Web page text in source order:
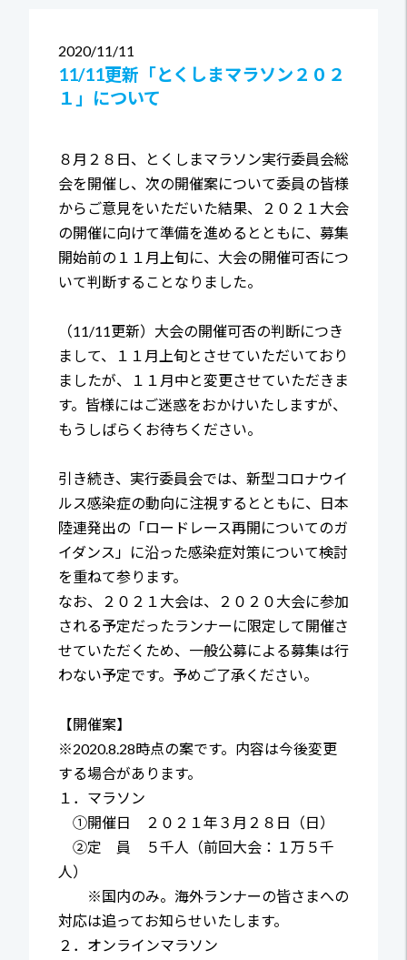
2020 11/11
11/11更新「とくしまマラソン２０２
１」について
８月２８日、とくしまマラソン実行委員会総
会を開催し、次の開催案について委員の皆様
からご意見をいただいた結果、２０２１大会
の開催に向けて準備を進めるとともに、募集
開始前の１１月上旬に、大会の開催可否につ
いて判断することなりました。
（11/11更新）大会の開催可否の判断につき
まして、１１月上旬とさせていただいており
ましたが、１１月中と変更させていただきま
す。皆様にはご迷惑をおかけいたしますが、
もうしばらくお待ちください。
引き続き、実行委員会では、新型コロナウイ
ルス感染症の動向に注視するとともに、日本
陸連発出の「ロードレース再開についてのガ
イダンス」に沿った感染症対策について検討
を重ねて参ります。
なお、２０２１大会は、２０２０大会に参加
される予定だったランナーに限定して開催さ
せていただくため、一般公募による募集は行
わない予定です。予めご了承ください。
【開催案】
※2020.8.28時点の案です。内容は今後変更
する場合があります。
１．マラソン
①開催日 ２０２１年３月２８日（日）
②定 員 ５千人（前回大会：１万５千
人）
※国内のみ。海外ランナーの皆さまへの
対応は追ってお知らせいたします。
２．オンラインマラソン